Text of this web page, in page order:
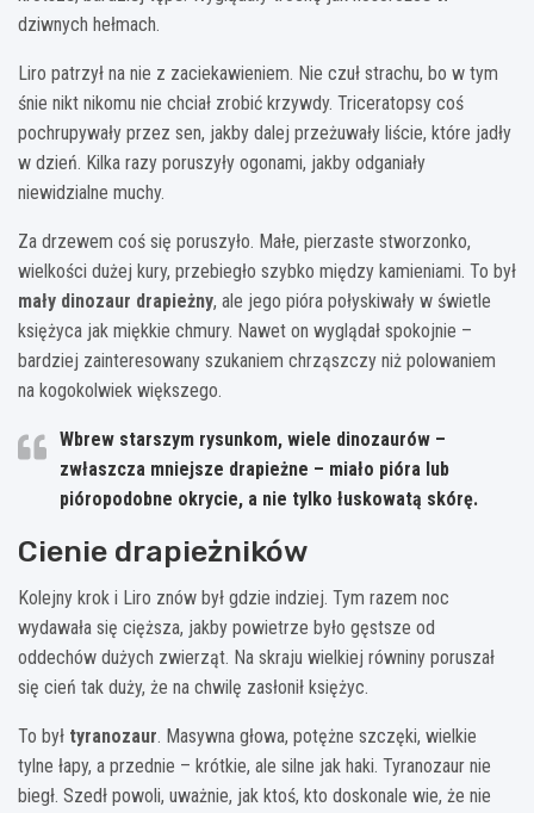
dziwnych hełmach.
Liro patrzył na nie z zaciekawieniem. Nie czuł strachu, bo w tym
śnie nikt nikomu nie chciał zrobić krzywdy. Triceratopsy coś
pochrupywały przez sen, jakby dalej przeżuwały liście, które jadły
w dzień. Kilka razy poruszyły ogonami, jakby odganiały
niewidzialne muchy.
Za drzewem coś się poruszyło. Małe, pierzaste stworzonko,
wielkości dużej kury, przebiegło szybko między kamieniami. To był
mały dinozaur drapieżny, ale jego pióra połyskiwały w świetle
księżyca jak miękkie chmury. Nawet on wyglądał spokojnie –
bardziej zainteresowany szukaniem chrząszczy niż polowaniem
na kogokolwiek większego.
Wbrew starszym rysunkom, wiele dinozaurów –
zwłaszcza mniejsze drapieżne – miało pióra lub
pióropodobne okrycie, a nie tylko łuskowatą skórę.
Cienie drapieżników
Kolejny krok i Liro znów był gdzie indziej. Tym razem noc
wydawała się cięższa, jakby powietrze było gęstsze od
oddechów dużych zwierząt. Na skraju wielkiej równiny poruszał
się cień tak duży, że na chwilę zasłonił księżyc.
To był tyranozaur. Masywna głowa, potężne szczęki, wielkie
tylne łapy, a przednie – krótkie, ale silne jak haki. Tyranozaur nie
biegł. Szedł powoli, uważnie, jak ktoś, kto doskonale wie, że nie